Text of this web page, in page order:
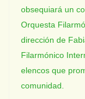
obsequiará un
Orquesta
dirección de
Filarmónico
elencos que
comunidad.